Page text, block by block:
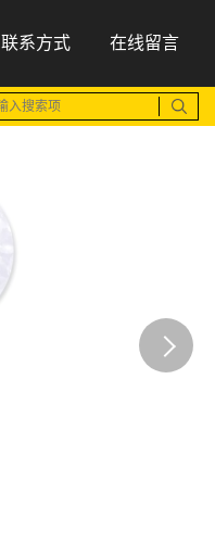
联系方式 在线留言